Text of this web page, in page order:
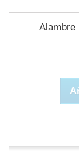
Alambre